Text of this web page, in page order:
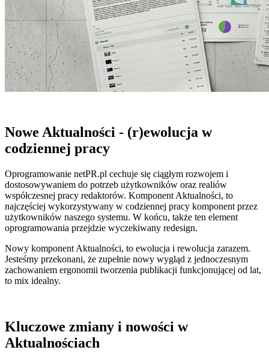
Nowe Aktualności - (r)ewolucja w
codziennej pracy
Oprogramowanie netPR.pl cechuje się ciągłym rozwojem i
dostosowywaniem do potrzeb użytkowników oraz realiów
współczesnej pracy redaktorów. Komponent Aktualności, to
najczęściej wykorzystywany w codziennej pracy komponent przez
użytkowników naszego systemu. W końcu, także ten element
oprogramowania przejdzie wyczekiwany redesign.
Nowy komponent Aktualności, to ewolucja i rewolucja zarazem.
Jesteśmy przekonani, że zupełnie nowy wygląd z jednoczesnym
zachowaniem ergonomii tworzenia publikacji funkcjonującej od lat,
to mix idealny.
Kluczowe zmiany i nowości w
Aktualnościach